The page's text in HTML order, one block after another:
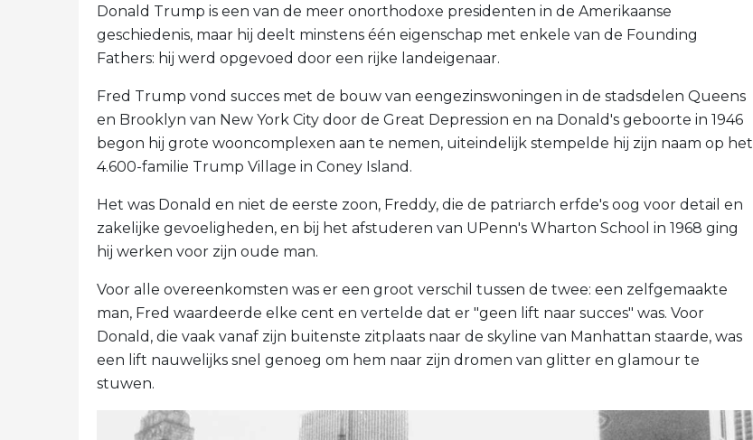
Donald Trump is een van de meer onorthodoxe presidenten in de Amerikaanse
geschiedenis, maar hij deelt minstens één eigenschap met enkele van de Founding
Fathers: hij werd opgevoed door een rijke landeigenaar.
Fred Trump vond succes met de bouw van eengezinswoningen in de stadsdelen Queens
en Brooklyn van New York City door de Great Depression en na Donald's geboorte in 1946
begon hij grote wooncomplexen aan te nemen, uiteindelijk stempelde hij zijn naam op het
4.600-familie Trump Village in Coney Island.
Het was Donald en niet de eerste zoon, Freddy, die de patriarch erfde's oog voor detail en
zakelijke gevoeligheden, en bij het afstuderen van UPenn's Wharton School in 1968 ging
hij werken voor zijn oude man.
Voor alle overeenkomsten was er een groot verschil tussen de twee: een zelfgemaakte
man, Fred waardeerde elke cent en vertelde dat er "geen lift naar succes" was. Voor
Donald, die vaak vanaf zijn buitenste zitplaats naar de skyline van Manhattan staarde, was
een lift nauwelijks snel genoeg om hem naar zijn dromen van glitter en glamour te
stuwen.